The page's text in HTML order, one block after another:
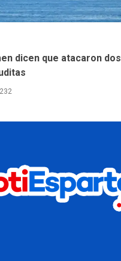
dicen que atacaron dos
232